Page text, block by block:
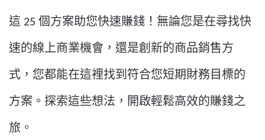
這 25 個方案助您快速賺錢！無論您是在尋找快
速的線上商業機會，還是創新的商品銷售方
式，您都能在這裡找到符合您短期財務目標的
方案。探索這些想法，開啟輕鬆高效的賺錢之
旅。